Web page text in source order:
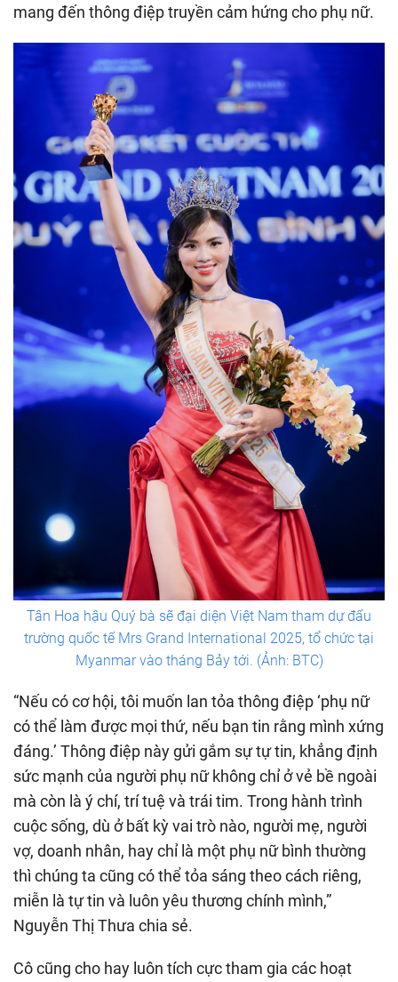
mang đến thông điệp truyền cảm hứng cho phụ nữ.
Tân Hoa hậu Quý bà sẽ đại diện Việt Nam tham dự đấu
trường quốc tế Mrs Grand International 2025, tổ chức tại
Myanmar vào tháng Bảy tới. (Ảnh: BTC)
“Nếu có cơ hội, tôi muốn lan tỏa thông điệp ‘phụ nữ
có thể làm được mọi thứ, nếu bạn tin rằng mình xứng
đáng.’ Thông điệp này gửi gắm sự tự tin, khẳng định
sức mạnh của người phụ nữ không chỉ ở vẻ bề ngoài
mà còn là ý chí, trí tuệ và trái tim. Trong hành trình
cuộc sống, dù ở bất kỳ vai trò nào, người mẹ, người
vợ, doanh nhân, hay chỉ là một phụ nữ bình thường
thì chúng ta cũng có thể tỏa sáng theo cách riêng,
miễn là tự tin và luôn yêu thương chính mình,”
Nguyễn Thị Thưa chia sẻ.
Cô cũng cho hay luôn tích cực tham gia các hoạt